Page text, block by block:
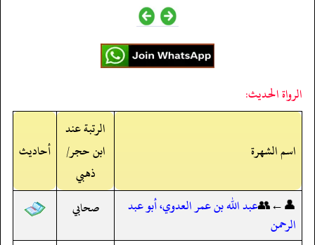
الرواة الحديث:
اسم الشهرة
الرتبة عند
ابن حجر/
ذهبي
أحاديث
👤←👥عبد الله بن عمر العدوي، أبو عبد
الرحمن
صحابي